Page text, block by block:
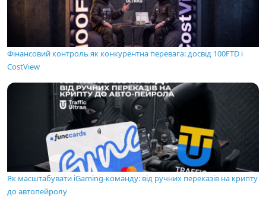
Фінансовий контроль як конкурентна перевага: досвід 100FTD і
CostView
Як масштабувати iGaming-команду: від ручних переказів на крипту
до автопейролу